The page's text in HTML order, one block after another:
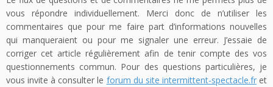
vous répondre individuellement. Merci donc de n’utiliser les
commentaires que pour me faire part d’informations nouvelles
qui manqueraient ou pour me signaler une erreur. J’essaie de
corriger cet article régulièrement afin de tenir compte des vos
questionnements commun. Pour des questions particulières, je
vous invite à consulter le forum du site intermittent-spectacle.fret